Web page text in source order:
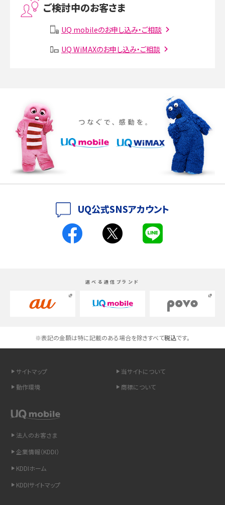
Instagram（インスタグラム）でスクショするとバレる？バレるケースや撮り方も解
SMSとは？料金やできること、注意点や届かない時の対処法を解説
iPhone 16eとiPhone SE（第3世代）の違いは？サイズやスペックを比較して解説
iPhone 16eとiPhone 14を徹底比較！スペック・機能の違いをわかりやすく紹介
iPhone 16シリーズのモデルを比較！価格・サイズ・カメラ性能の違いを徹底解説
iPhone 16とiPhone 15の違いは？カメラ・スペック・機能を徹底比較
スマホが高い理由は？購入費用を抑える方法や端末を選ぶ時の注意点を解説！
高校生にスマホ制限は必要？所持率やメリット・デメリットを詳しく紹介
スマホのネット通信速度が遅い原因は？すぐできる対処法や見直すポイントを解
iCloudの使用容量を減らす9つの方法！使用状況の確認手順も紹介
ご検討中のお客さま
UQ mobileのお申し込み・ご相談
UQ WiMAXのお申し込み・ご相談
UQ公式SNSアカウント
選べる通信ブランド
※表記の金額は特に記載のある場合を除きすべて税込です。
サイトマップ
当サイトについて
動作環境
商標について
法人のお客さま
企業情報（KDDI）
KDDIホーム
KDDIサイトマップ